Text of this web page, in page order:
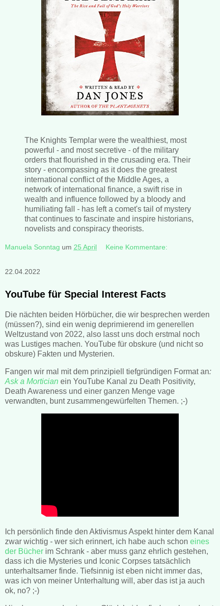
The Knights Templar were the wealthiest, most
powerful - and most secretive - of the military
orders that flourished in the crusading era. Their
story - encompassing as it does the greatest
international conflict of the Middle Ages, a
network of international finance, a swift rise in
wealth and influence followed by a bloody and
humiliating fall - has left a comet's tail of mystery
that continues to fascinate and inspire historians,
novelists and conspiracy theorists.
Manuela Sonntag um 25 April Keine Kommentare:
22.04.2022
YouTube für Special Interest Facts
Die nächten beiden Hörbücher, die wir besprechen werden
(müssen?), sind ein wenig deprimierend im generellen
Weltzustand von 2022, also lasst uns doch erstmal noch
was Lustiges machen. YouTube für obskure (und nicht so
obskure) Fakten und Mysterien.
Fangen wir mal mit dem prinzipiell tiefgründigen Format an:
Ask a Mortician ein YouTube Kanal zu Death Positivity,
Death Awareness und einer ganzen Menge vage
verwandten, bunt zusammengewürfelten Themen. ;-)
Ich persönlich finde den Aktivismus Aspekt hinter dem Kanal
zwar wichtig - wer sich erinnert, ich habe auch schon eines
der Bücher im Schrank - aber muss ganz ehrlich gestehen,
dass ich die Mysteries und Iconic Corpses tatsächlich
unterhaltsamer finde. Tiefsinnig ist eben nicht immer das,
was ich von meiner Unterhaltung will, aber das ist ja auch
ok, no? ;-)